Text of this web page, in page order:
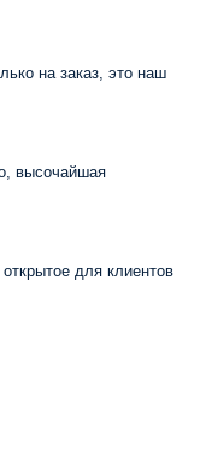
на заказ, это наш
высочайшая
для клиентов